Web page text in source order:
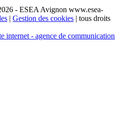
- ESEA Avignon www.esea-
| Gestion des cookies | tous droits
internet - agence de communication